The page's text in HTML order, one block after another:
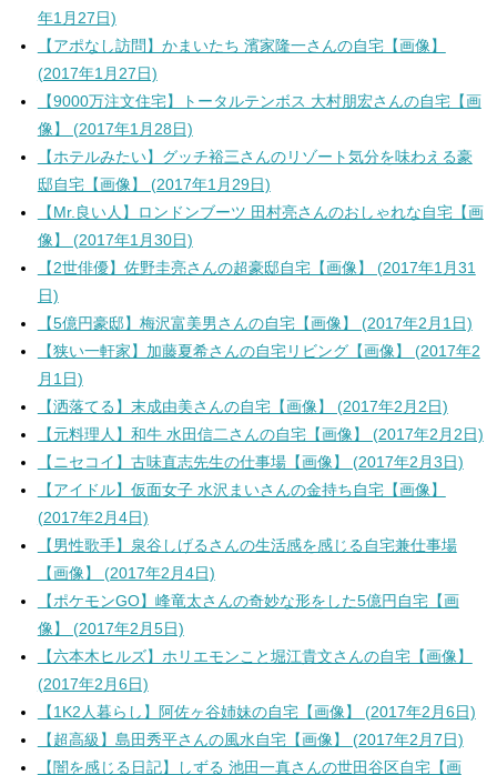
年1月27日)
【アポなし訪問】かまいたち 濱家隆一さんの自宅【画像】
(2017年1月27日)
【9000万注文住宅】トータルテンボス 大村朋宏さんの自宅【画
像】 (2017年1月28日)
【ホテルみたい】グッチ裕三さんのリゾート気分を味わえる豪
邸自宅【画像】 (2017年1月29日)
【Mr.良い人】ロンドンブーツ 田村亮さんのおしゃれな自宅【画
像】 (2017年1月30日)
【2世俳優】佐野圭亮さんの超豪邸自宅【画像】 (2017年1月31
日)
【5億円豪邸】梅沢富美男さんの自宅【画像】 (2017年2月1日)
【狭い一軒家】加藤夏希さんの自宅リビング【画像】 (2017年2
月1日)
【洒落てる】末成由美さんの自宅【画像】 (2017年2月2日)
【元料理人】和牛 水田信二さんの自宅【画像】 (2017年2月2日)
【ニセコイ】古味直志先生の仕事場【画像】 (2017年2月3日)
【アイドル】仮面女子 水沢まいさんの金持ち自宅【画像】
(2017年2月4日)
【男性歌手】泉谷しげるさんの生活感を感じる自宅兼仕事場
【画像】 (2017年2月4日)
【ポケモンGO】峰竜太さんの奇妙な形をした5億円自宅【画
像】 (2017年2月5日)
【六本木ヒルズ】ホリエモンこと堀江貴文さんの自宅【画像】
(2017年2月6日)
【1K2人暮らし】阿佐ヶ谷姉妹の自宅【画像】 (2017年2月6日)
【超高級】島田秀平さんの風水自宅【画像】 (2017年2月7日)
【闇を感じる日記】しずる 池田一真さんの世田谷区自宅【画